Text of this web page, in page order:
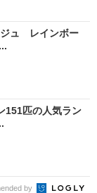
ジュ レインボー
151匹の人気ラン
by